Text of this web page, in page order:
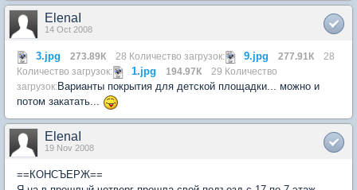
ElenaI
14 Oct 2008
3.jpg 273.89К 28 Количество загрузок: 9.jpg 277.91К
28
Количество загрузок:
1.jpg 194.97К
29 Количество
загрузок: Варианты покрытия для детской площадки... можно и
потом закатать...
ElenaI
19 Nov 2008
==КОНСЪЕРЖ==